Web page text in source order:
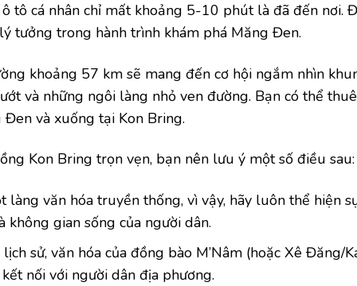
tô cá nhân chỉ mất khoảng 5-10 phút là đã đến nơi.
tưởng trong hành trình khám phá Măng Đen.
khoảng 57 km sẽ mang đến cơ hội ngắm nhìn
và những ngôi làng nhỏ ven đường. Bạn có thể
và xuống tại Kon Bring.
Kon Bring trọn vẹn, bạn nên lưu ý một số điều sau:
văn hóa truyền thống, vì vậy, hãy luôn thể hiện
gian sống của người dân.
sử, văn hóa của đồng bào M’Nâm (hoặc Xê Đăng/
nối với người dân địa phương.